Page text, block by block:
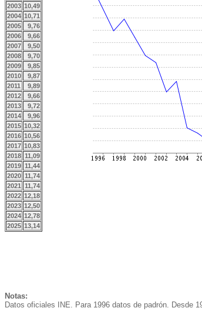
2003 10,49
2004 10,71
2005
9,76
2006
9,66
2007
9,50
2008
9,70
2009
9,85
2010
9,87
2011
9,89
2012
9,66
2013
9,72
2014
9,96
2015 10,32
2016 10,56
2017 10,83
2018 11,09
2019 11,44
2020 11,74
2021 11,74
2022 12,18
2023 12,50
2024 12,78
2025 13,14
Notas:
Datos oficiales INE. Para 1996 datos de padrón. Desde